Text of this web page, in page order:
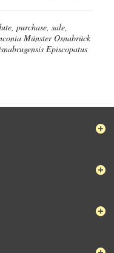
purchase, sale,
Münster Osnabrück
Episcopatus